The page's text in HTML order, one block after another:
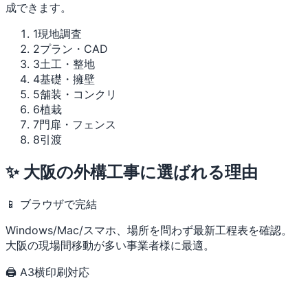
成できます。
1現地調査
2プラン・CAD
3土工・整地
4基礎・擁壁
5舗装・コンクリ
6植栽
7門扉・フェンス
8引渡
✨ 大阪の外構工事に選ばれる理由
📱 ブラウザで完結
Windows/Mac/スマホ、場所を問わず最新工程表を確認。
大阪の現場間移動が多い事業者様に最適。
🖨 A3横印刷対応